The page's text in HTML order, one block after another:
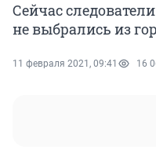
Сейчас
не выбрались из
11 февраля 2021, 09:41 16